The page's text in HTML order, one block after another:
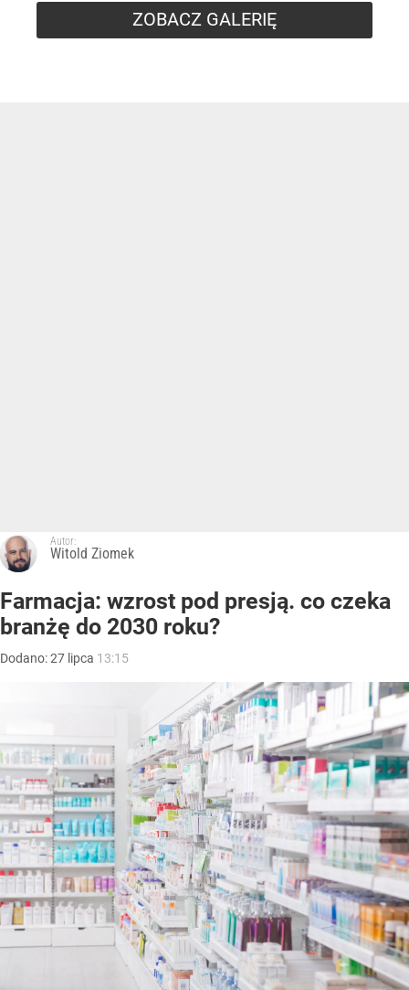
ZOBACZ GALERIĘ
Autor:
Witold Ziomek
Farmacja: wzrost pod presją. co czeka
branżę do 2030 roku?
Dodano:27 lipca 13:15